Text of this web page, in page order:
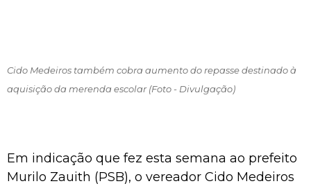
Cido Medeiros também cobra aumento do repasse destinado à
aquisição da merenda escolar (Foto - Divulgação)
Em indicação que fez esta semana ao prefeito
Murilo Zauith (PSB), o vereador Cido Medeiros